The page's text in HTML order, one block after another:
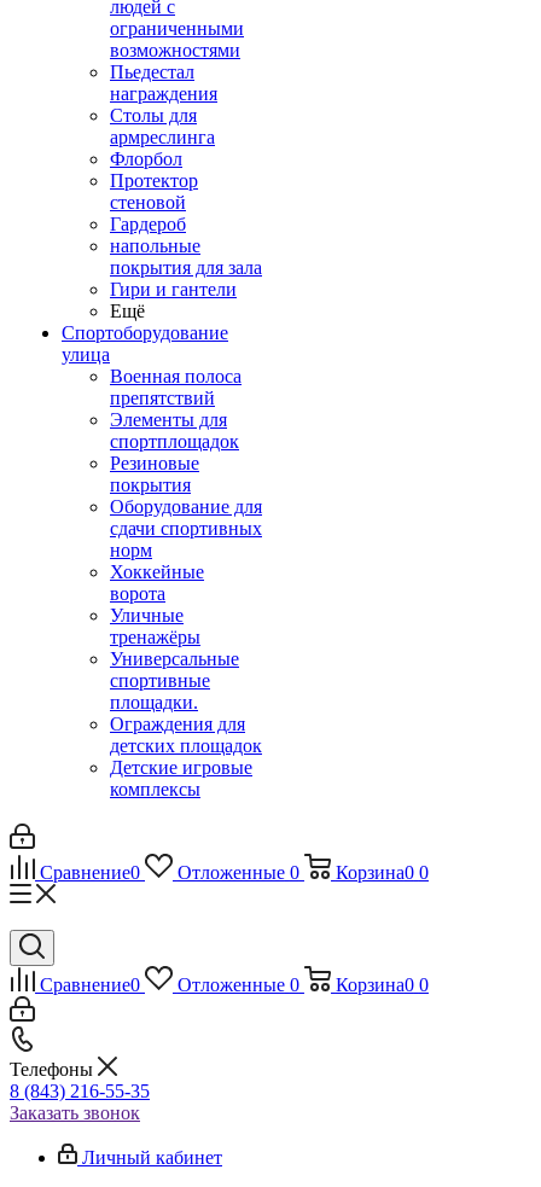
людей с
ограниченными
возможностями
Пьедестал
награждения
Столы для
армреслинга
Флорбол
Протектор
стеновой
Гардероб
напольные
покрытия для зала
Гири и гантели
Ещё
Спортоборудование
улица
Военная полоса
препятствий
Элементы для
спортплощадок
Резиновые
покрытия
Оборудование для
сдачи спортивных
норм
Хоккейные
ворота
Уличные
тренажёры
Универсальные
спортивные
площадки.
Ограждения для
детских площадок
Детские игровые
комплексы
Сравнение0 Отложенные 0 Корзина0 0
Сравнение0 Отложенные 0 Корзина0 0
Телефоны
8 (843) 216-55-35
Заказать звонок
Личный кабинет